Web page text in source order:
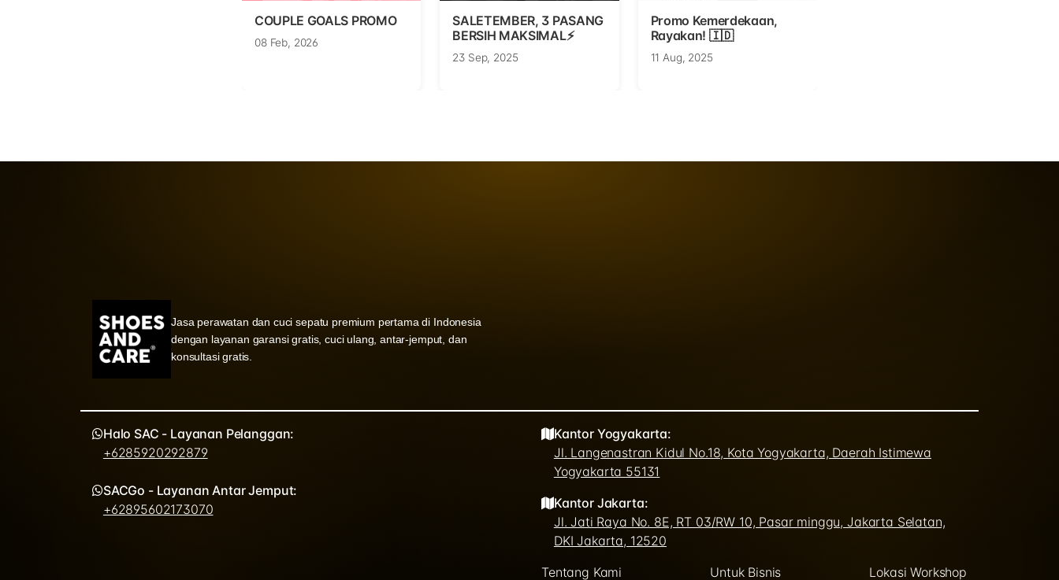
COUPLE GOALS PROMO
08 Feb, 2026
SALETEMBER, 3 PASANG
BERSIH MAKSIMAL⚡
23 Sep, 2025
Promo Kemerdekaan,
Rayakan! 🇮🇩
11 Aug, 2025
Jasa perawatan dan cuci sepatu premium pertama di Indonesia
dengan layanan garansi gratis, cuci ulang, antar-jemput, dan
konsultasi gratis.
Halo SAC - Layanan Pelanggan:
+6285920292879
SACGo - Layanan Antar Jemput:
+62895602173070
Kantor Yogyakarta:
Jl. Langenastran Kidul No.18, Kota Yogyakarta, Daerah Istimewa
Yogyakarta 55131
Kantor Jakarta:
Jl. Jati Raya No. 8E, RT 03/RW 10, Pasar minggu, Jakarta Selatan,
DKI Jakarta, 12520
Tentang Kami
Untuk Bisnis Lokasi Workshop